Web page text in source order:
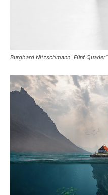
Burghard Nitzschmann „Fünf Quader“